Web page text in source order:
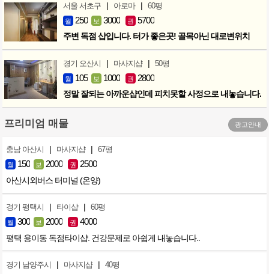
서울 서초구 | 아로마 | 60평
월 250 보 3000 권 5700
주변 독점 샵입니다. 터가 좋은곳! 골목아닌 대로변위치
경기 오산시 | 마사지샵 | 50평
월 105 보 1000 권 2800
정말 잘되는 아까운샵인데 피치못할 사정으로 내놓습니다.
프리미엄 매물 광고안내
충남 아산시 | 마사지샵 | 67평
월 150 보 2000 권 2500
아산시외버스 터미널 (온양)
경기 평택시 | 타이샵 | 60평
월 300 보 2000 권 4000
평택 용이동 독점타이샵. 건강문제로 아쉽게 내놓습니다..
경기 남양주시 | 마사지샵 | 40평